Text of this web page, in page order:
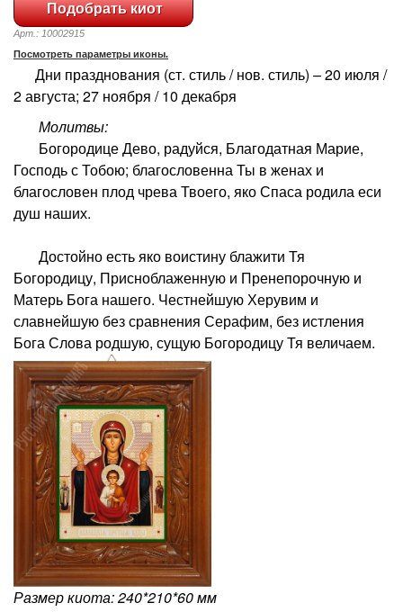
Арт.: 10002915
Посмотреть параметры иконы.
Дни празднования (ст. стиль / нов. стиль) – 20 июля /
2 августа; 27 ноября / 10 декабря
Молитвы:
Богородице Дево, радуйся, Благодатная Марие,
Господь с Тобою; благословенна Ты в женах и
благословен плод чрева Твоего, яко Спаса родила еси
душ наших.
Достойно есть яко воистину блажити Тя
Богородицу, Присноблаженную и Пренепорочную и
Матерь Бога нашего. Честнейшую Херувим и
славнейшую без сравнения Серафим, без истления
Бога Слова родшую, сущую Богородицу Тя величаем.
Размер киота: 240*210*60 мм